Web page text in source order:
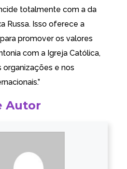
totalmente com a da
Russa. Isso oferece a
promover os valores
com a Igreja Católica,
organizações e nos
Autor